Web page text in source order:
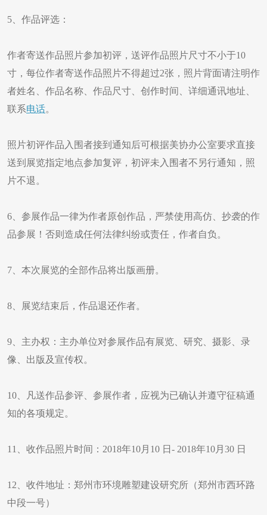
5、作品评选：
作者寄送作品照片参加初评，送评作品照片尺寸不小于10
寸，每位作者寄送作品照片不得超过2张，照片背面请注明作
者姓名、作品名称、作品尺寸、创作时间、详细通讯地址、
联系电话。
照片初评作品入围者接到通知后可根据美协办公室要求直接
送到展览指定地点参加复评，初评未入围者不另行通知，照
片不退。
6、参展作品一律为作者原创作品，严禁使用高仿、抄袭的作
品参展！否则造成任何法律纠纷或责任，作者自负。
7、本次展览的全部作品将出版画册。
8、展览结束后，作品退还作者。
9、主办权：主办单位对参展作品有展览、研究、摄影、录
像、出版及宣传权。
10、凡送作品参评、参展作者，应视为已确认并遵守征稿通
知的各项规定。
11、收作品照片时间：2018年10月10 日- 2018年10月30 日
12、收件地址：郑州市环境雕塑建设研究所（郑州市西环路
中段一号）